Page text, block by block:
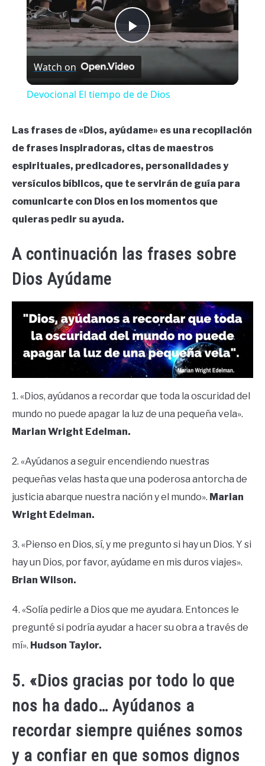
Play
Video
Watch on
Devocional El tiempo de de Dios
Las frases de «Dios, ayúdame» es una recopilación
de frases inspiradoras, citas de maestros
espirituales, predicadores, personalidadesy
versículos bíblicos, que te servirán de guía para
comunicarte con Dios en los momentos que
quieras pedir su ayuda.
A continuación las frases sobre
Dios Ayúdame
1. «Dios, ayúdanos a recordar que toda la oscuridad del
mundo no puede apagar la luz de una pequeña vela».
Marian Wright Edelman.
2. «Ayúdanos a seguir encendiendo nuestras
pequeñas velas hasta que una poderosa antorcha de
justicia abarque nuestra nación y el mundo». Marian
Wright Edelman.
3. «Pienso en Dios, sí, y me pregunto si hay un Dios. Y si
hay un Dios, por favor, ayúdame en mis duros viajes».
Brian Wilson.
4. «Solía pedirle a Dios que me ayudara. Entonces le
pregunté si podría ayudar a hacer su obra a través de
mí». Hudson Taylor.
5. «Dios gracias por todo lo que
nos ha dado… Ayúdanos a
recordar siempre quiénes somos
y a confiar en que somos dignos